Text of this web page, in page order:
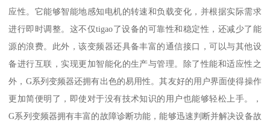
应性。它能够智能地感知电机的转速和负载变化，并根据实际需求
进行即时调整。这不仅tigao了设备的可靠性和稳定性，还减少了能
源的浪费。此外，该变频器还具备丰富的通信接口，可以与其他设
备进行互联，实现更加智能化的生产与管理。除了性能和适应性之
外，G系列变频器还拥有出色的易用性。其友好的用户界面使得操作
更加简便明了，即使对于没有技术知识的用户也能够轻松上手。，
G系列变频器拥有丰富的故障诊断功能，能够迅速判断并解决设备故